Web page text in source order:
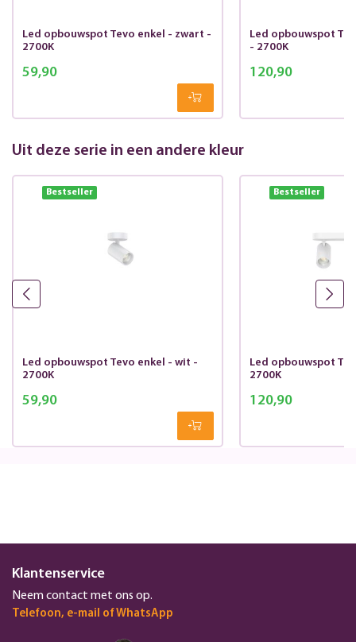
Led opbouwspot Tevo enkel - zwart -
2700K
59,90
Led opbouwspot
- 2700K
120,90
Uit deze serie in een andere kleur
Bestseller
Led opbouwspot Tevo enkel - wit -
2700K
59,90
Bestseller
Led opbouwspot
2700K
120,90
Klantenservice
Neem contact met ons op.
Telefoon, e-mail of WhatsApp